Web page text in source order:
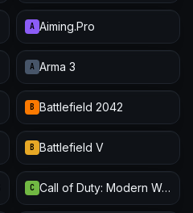
A Aiming.Pro
A Arma 3
B Battlefield 2042
B Battlefield V
C Call of Duty: Modern Warfare III